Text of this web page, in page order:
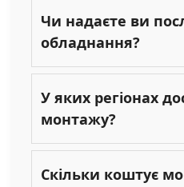
Чи надаєте ви
обладнання?
У яких регіонах
монтажу?
Скільки коштує